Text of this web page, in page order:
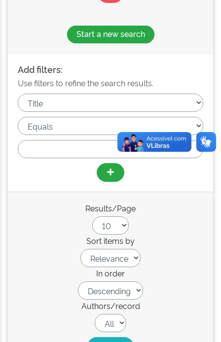
Start a new search
Add filters:
Use filters to refine the search results.
Results/Page
Sort items by
In order
Authors/record